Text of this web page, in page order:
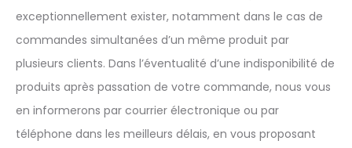
exceptionnellement exister, notamment dans le cas de
commandes simultanées d’un même produit par
plusieurs clients. Dans l’éventualité d’une indisponibilité de
produits après passation de votre commande, nous vous
en informerons par courrier électronique ou par
téléphone dans les meilleurs délais, en vous proposant